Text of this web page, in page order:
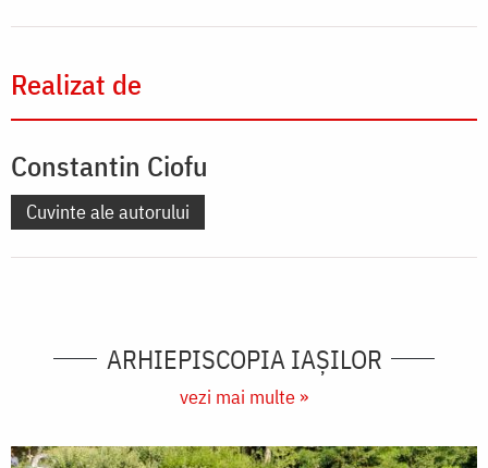
Realizat de
Constantin Ciofu
Cuvinte ale autorului
ARHIEPISCOPIA IAŞILOR
vezi mai multe »